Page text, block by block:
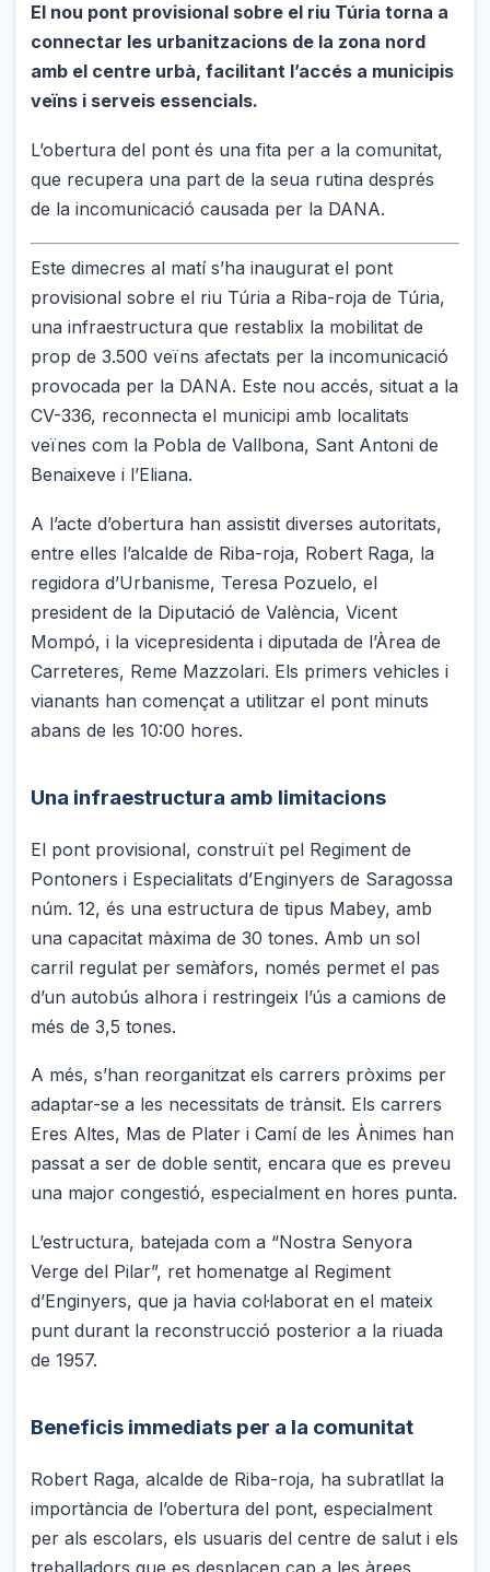
El nou pont provisional sobre el riu Túria torna a
connectar les urbanitzacions de la zona nord
amb el centre urbà, facilitant l’accés a municipis
veïns i serveis essencials.
L’obertura del pont és una fita per a la comunitat,
que recupera una part de la seua rutina després
de la incomunicació causada per la DANA.
Este dimecres al matí s’ha inaugurat el pont
provisional sobre el riu Túria a Riba-roja de Túria,
una infraestructura que restablix la mobilitat de
prop de 3.500 veïns afectats per la incomunicació
provocada per la DANA. Este nou accés, situat a la
CV-336, reconnecta el municipi amb localitats
veïnes com la Pobla de Vallbona, Sant Antoni de
Benaixeve i l’Eliana.
A l’acte d’obertura han assistit diverses autoritats,
entre elles l’alcalde de Riba-roja, Robert Raga, la
regidora d’Urbanisme, Teresa Pozuelo, el
president de la Diputació de València, Vicent
Mompó, i la vicepresidenta i diputada de l’Àrea de
Carreteres, Reme Mazzolari. Els primers vehicles i
vianants han començat a utilitzar el pont minuts
abans de les 10:00 hores.
Una infraestructura amb limitacions
El pont provisional, construït pel Regiment de
Pontoners i Especialitats d’Enginyers de Saragossa
núm. 12, és una estructura de tipus Mabey, amb
una capacitat màxima de 30 tones. Amb un sol
carril regulat per semàfors, només permet el pas
d’un autobús alhora i restringeix l’ús a camions de
més de 3,5 tones.
A més, s’han reorganitzat els carrers pròxims per
adaptar-se a les necessitats de trànsit. Els carrers
Eres Altes, Mas de Plater i Camí de les Ànimes han
passat a ser de doble sentit, encara que es preveu
una major congestió, especialment en hores punta.
L’estructura, batejada com a “Nostra Senyora
Verge del Pilar”, ret homenatge al Regiment
d’Enginyers, que ja havia col·laborat en el mateix
punt durant la reconstrucció posterior a la riuada
de 1957.
Beneficis immediats per a la comunitat
Robert Raga, alcalde de Riba-roja, ha subratllat la
importància de l’obertura del pont, especialment
per als escolars, els usuaris del centre de salut i els
treballadors que es desplacen cap a les àrees